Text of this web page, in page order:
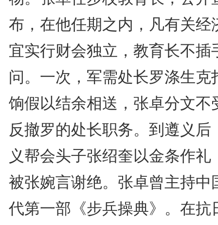
布，在他任期之内，凡有关经
宜实行财会独立，教育长不插
问。一次，军需处长罗涤生克
饷假以结余相送，张卓分文不
反撤罗的处长职务。到遵义后
义帮会头子张绍奎以金条作礼
被张婉言谢绝。张卓曾主持中
代第一部《步兵操典》。在抗